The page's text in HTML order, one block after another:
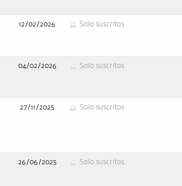
12/02/2026 Solo suscritos
04/02/2026 Solo suscritos
27/11/2025 Solo suscritos
26/06/2025 Solo suscritos